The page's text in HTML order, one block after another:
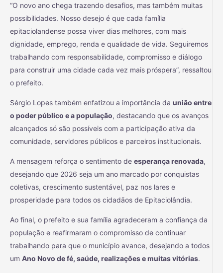
“O novo ano chega trazendo desafios, mas também muitas
possibilidades. Nosso desejo é que cada família
epitaciolandense possa viver dias melhores, com mais
dignidade, emprego, renda e qualidade de vida. Seguiremos
trabalhando com responsabilidade, compromisso e diálogo
para construir uma cidade cada vez mais próspera”, ressaltou
o prefeito.
Sérgio Lopes também enfatizou a importância da união entre
o poder público e a população, destacando que os avanços
alcançados só são possíveis com a participação ativa da
comunidade, servidores públicos e parceiros institucionais.
A mensagem reforça o sentimento de esperança renovada,
desejando que 2026 seja um ano marcado por conquistas
coletivas, crescimento sustentável, paz nos lares e
prosperidade para todos os cidadãos de Epitaciolândia.
Ao final, o prefeito e sua família agradeceram a confiança da
população e reafirmaram o compromisso de continuar
trabalhando para que o município avance, desejando a todos
um Ano Novo de fé, saúde, realizações e muitas vitórias.